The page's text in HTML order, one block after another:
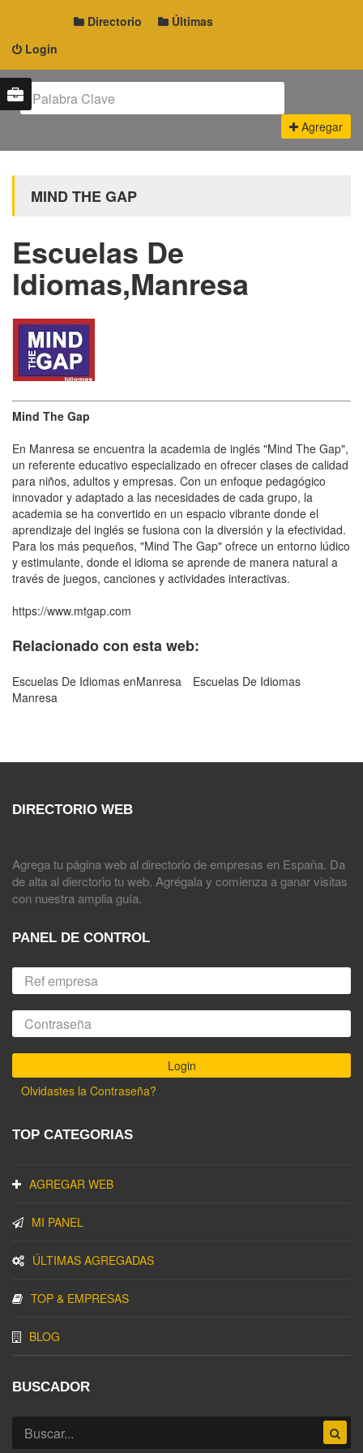
Login
Directorio Últimas
Agregar
MIND THE GAP
Escuelas De
Idiomas,Manresa
Mind The Gap
En Manresa se encuentra la academia de inglés "Mind The Gap",
un referente educativo especializado en ofrecer clases de calidad
para niños, adultos y empresas. Con un enfoque pedagógico
innovador y adaptado a las necesidades de cada grupo, la
academia se ha convertido en un espacio vibrante donde el
aprendizaje del inglés se fusiona con la diversión y la efectividad.
Para los más pequeños, "Mind The Gap" ofrece un entorno lúdico
y estimulante, donde el idioma se aprende de manera natural a
través de juegos, canciones y actividades interactivas.
https://www.mtgap.com
Relacionado con esta web:
Escuelas De Idiomas enManresa
Escuelas De Idiomas
Manresa
DIRECTORIO WEB
Agrega tu página web al directorio de empresas en España. Da
de alta al dierctorio tu web. Agrégala y comienza a ganar visitas
con nuestra amplia guía.
PANEL DE CONTROL
Olvidastes la Contraseña?
TOP CATEGORIAS
AGREGAR WEB
MI PANEL
ÚLTIMAS AGREGADAS
TOP & EMPRESAS
BLOG
BUSCADOR